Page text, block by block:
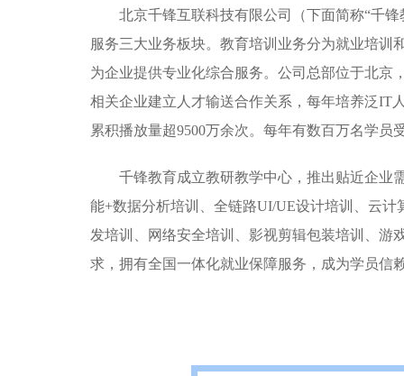
北京千锋互联科技有限公司（下面简称“千
服务三大业务板块。教育培训业务分为就业培
为企业提供专业化综合服务。公司总部位于北京
相关企业建立人才输送合作关系，每年培养泛IT
累积播放量超9500万余次。每年有数百万名学
千锋教育成立教研教学中心，推出贴近企业
能+数据分析培训、全链路UI/UE设计培训、云
发培训、网络安全培训、影视剪辑包装培训、游
求，拥有全国一体化就业保障服务，成为学员信